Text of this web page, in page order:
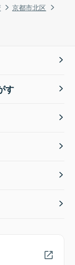
京都市北区
す